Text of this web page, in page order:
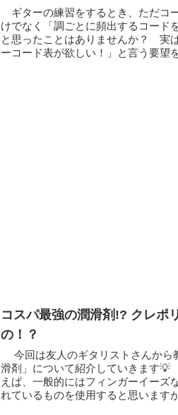
ギターの練習をするとき、ただコ
けでなく「調ごとに頻出するコード
と思ったことはありませんか？ 実
ーコード表が欲しい！」と言う要望
コスパ最強の潤滑剤!? クレポ
の！？
今回は友人のギタリストさんから
滑剤」について紹介していきます
えば、一般的にはフィンガーイーズ
れているものを使用すると思います